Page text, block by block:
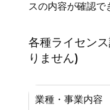
スの内容が確認で
各種ライセン
りません)
業種・事業内容